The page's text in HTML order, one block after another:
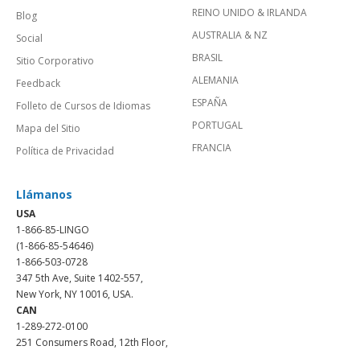
Blog
Social
Sitio Corporativo
Feedback
Folleto de Cursos de Idiomas
Mapa del Sitio
Política de Privacidad
REINO UNIDO & IRLANDA
AUSTRALIA & NZ
BRASIL
ALEMANIA
ESPAÑA
PORTUGAL
FRANCIA
Llámanos
USA
1-866-85-LINGO
(1-866-85-54646)
1-866-503-0728
347 5th Ave, Suite 1402-557,
New York, NY 10016, USA.
CAN
1-289-272-0100
251 Consumers Road, 12th Floor,